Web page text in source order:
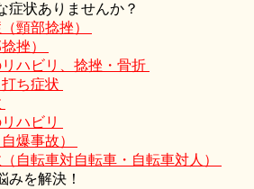
症状ありませんか？
頸部捻挫）
挫）
ハビリ、捻挫・骨折
ち症状
ハビリ
爆事故）
自転車対自転車・自転車対人）
みを解決！